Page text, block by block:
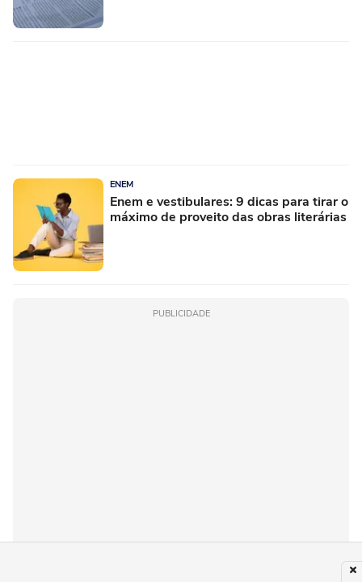
ENEM
Enem e vestibulares: 9 dicas para tirar o
máximo de proveito das obras literárias
PUBLICIDADE